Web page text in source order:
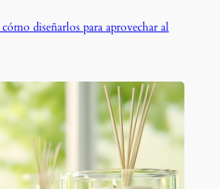
diseñarlos para aprovechar al